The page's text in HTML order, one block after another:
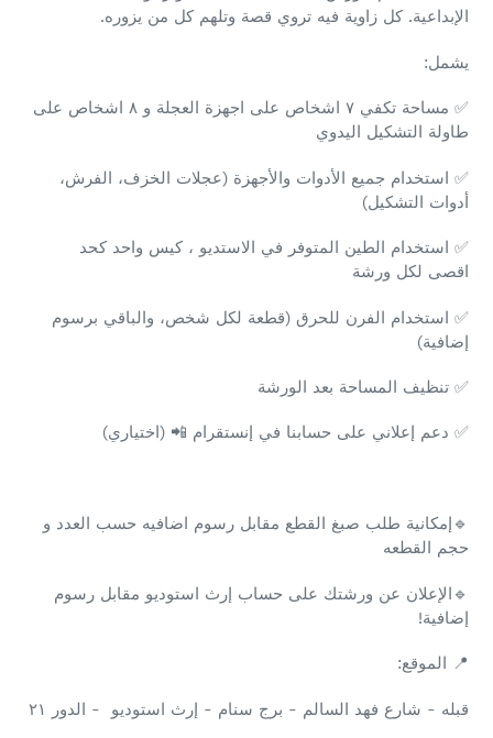
الإبداعية. كل زاوية فيه تروي قصة وتلهم كل من يزوره.
يشمل:
✅
مساحة تكفي ٧ اشخاص على اجهزة العجلة و ٨ اشخاص على
طاولة التشكيل اليدوي
✅ استخدام جميع الأدوات والأجهزة (عجلات الخزف، الفرش،
أدوات التشكيل)
✅ استخدام الطين المتوفر في الاستديو ، كيس واحد كحد
اقصى لكل ورشة
✅ استخدام الفرن للحرق (قطعة لكل شخص، والباقي برسوم
إضافية)
✅ تنظيف المساحة بعد الورشة
✅ دعم إعلاني على حسابنا في إنستقرام 📲 (اختياري)
🔹إمكانية طلب صبغ القطع مقابل رسوم اضافيه حسب العدد و
حجم القطعه
🔹الإعلان عن ورشتك على حساب إرث استوديو مقابل رسوم
إضافية!
📍 الموقع:
قبله - شارع فهد السالم - برج سنام - إرث استوديو - الدور ٢١